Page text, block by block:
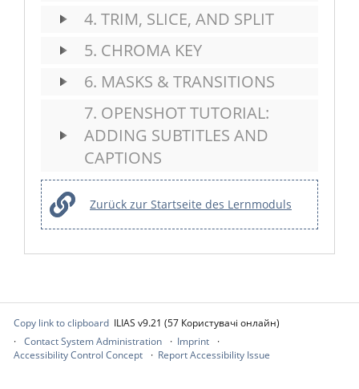
4. TRIM, SLICE, AND SPLIT
5. CHROMA KEY
6. MASKS & TRANSITIONS
7. OPENSHOT TUTORIAL:
ADDING SUBTITLES AND
CAPTIONS
Zurück zur Startseite des Lernmoduls
Copy link to clipboard ILIAS v9.21 (57 Користувачі онлайн)
Contact System Administration
Imprint
Accessibility Control Concept
Report Accessibility Issue